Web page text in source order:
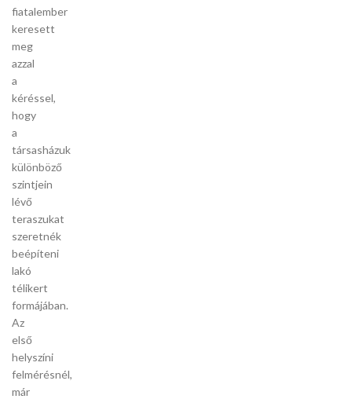
fiatalember
keresett
meg
azzal
a
kéréssel,
hogy
a
társasházuk
különböző
szintjein
lévő
teraszukat
szeretnék
beépíteni
lakó
télikert
formájában.
Az
első
helyszíni
felmérésnél,
már